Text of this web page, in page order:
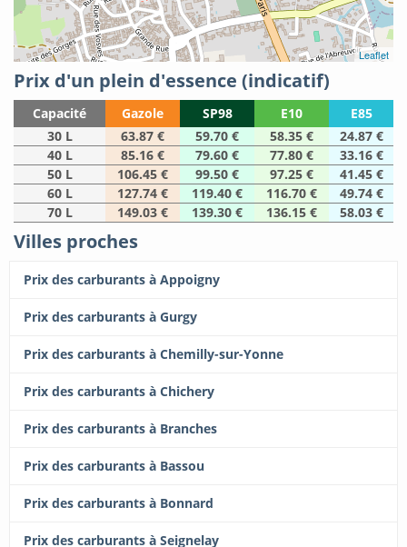
Leaflet
Prix d'un plein d'essence (indicatif)
Capacité Gazole SP98 E10
E85
30 L
63.87 € 59.70 € 58.35 €
24.87 €
40 L
85.16 € 79.60 € 77.80 €
33.16 €
50 L
106.45 € 99.50 € 97.25 €
41.45 €
60 L
127.74 € 119.40 € 116.70 €
49.74 €
70 L
149.03 € 139.30 € 136.15 € 58.03 €
Villes proches
Prix des carburants à Appoigny
Prix des carburants à Gurgy
Prix des carburants à Chemilly-sur-Yonne
Prix des carburants à Chichery
Prix des carburants à Branches
Prix des carburants à Bassou
Prix des carburants à Bonnard
Prix des carburants à Seignelay